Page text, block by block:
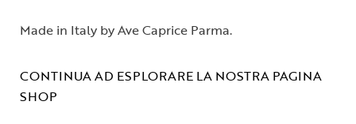
Made in Italy by Ave Caprice Parma.
CONTINUA AD ESPLORARE LA NOSTRA PAGINA
SHOP